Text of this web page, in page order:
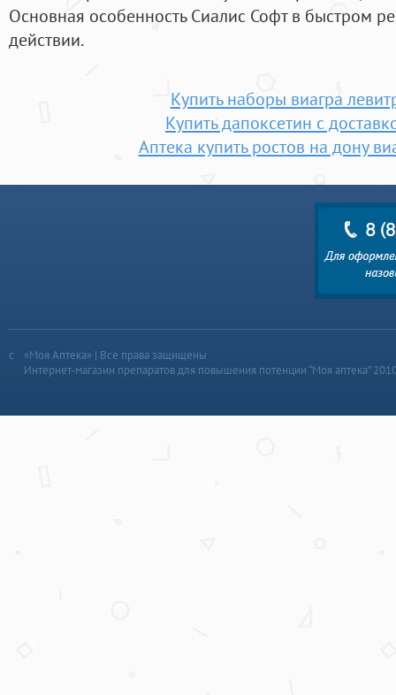
Основная особенность Сиалис Софт в быстром
действии.
Купить наборы виагра
Купить дапоксетин с
Аптека купить ростов на дону
«Моя Аптека» | Все права защищены
Интернет-магазин препаратов для повышения потенции “Моя аптека”